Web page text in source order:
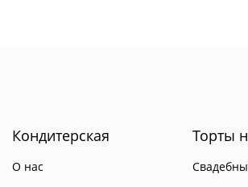
Кондитерская
О нас
Торты